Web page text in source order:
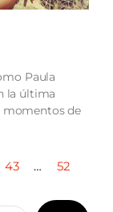
Paula
la última
momentos de
43 …
52